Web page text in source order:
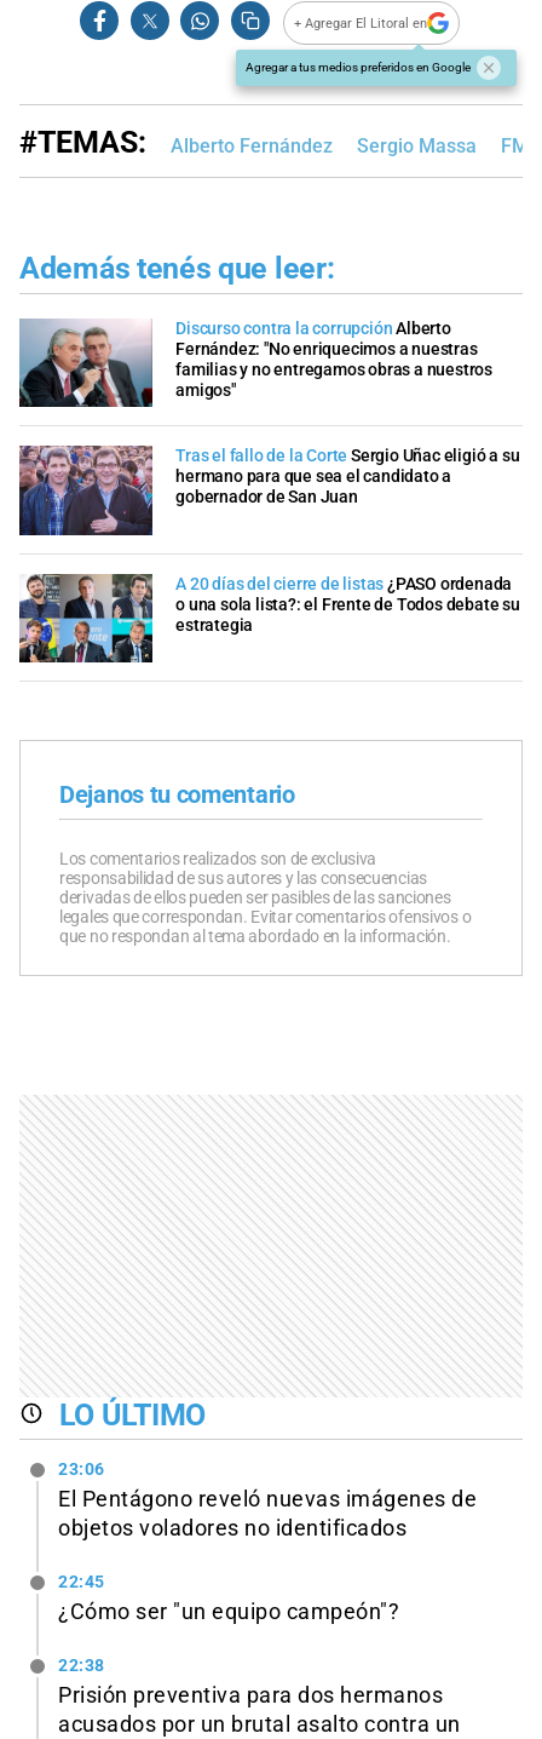
+ Agregar El Litoral en
Agregar a tus medios preferidos en Google
#TEMAS: Alberto Fernández Sergio Massa FMI
Además tenés que leer:
Discurso contra la corrupciónAlberto
Fernández: "No enriquecimos a nuestras
familias y no entregamos obras a nuestros
amigos"
Tras el fallo de la Corte Sergio Uñac eligió a su
hermano para que sea el candidato a
gobernador de San Juan
A 20 días del cierre de listas¿PASO ordenada
o una sola lista?: el Frente de Todos debate su
estrategia
Dejanos tu comentario
Los comentarios realizados son de exclusiva
responsabilidad de sus autores y las consecuencias
derivadas de ellos pueden ser pasibles de las sanciones
legales que correspondan. Evitar comentarios ofensivos o
que no respondan al tema abordado en la información.
LO ÚLTIMO
23:06
El Pentágono reveló nuevas imágenes de
objetos voladores no identificados
22:45
¿Cómo ser "un equipo campeón"?
22:38
Prisión preventiva para dos hermanos
acusados por un brutal asalto contra un